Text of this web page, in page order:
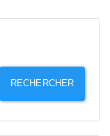
RECHERCHER